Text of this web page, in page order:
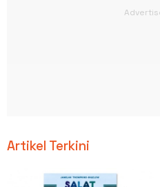
Artikel Terkini